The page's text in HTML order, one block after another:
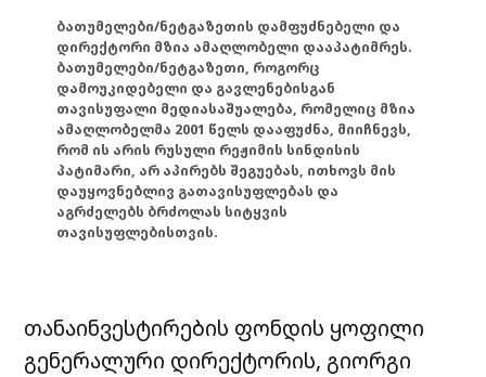
ბათუმელები/ნეტგაზეთის დამფუძნებელი და
დირექტორი მზია ამაღლობელი დააპატიმრეს.
ბათუმელები/ნეტგაზეთი, როგორც
დამოუკიდებელი და გავლენებისგან
თავისუფალი მედიასაშუალება, რომელიც მზია
ამაღლობელმა 2001 წელს დააფუძნა, მიიჩნევს,
რომ ის არის რუსული რეჟიმის სინდისის
პატიმარი, არ აპირებს შეგუებას, ითხოვს მის
დაუყოვნებლივ გათავისუფლებას და
აგრძელებს ბრძოლას სიტყვის
თავისუფლებისთვის.
თანაინვესტირების ფონდის ყოფილი
გენერალური დირექტორის, გიორგი